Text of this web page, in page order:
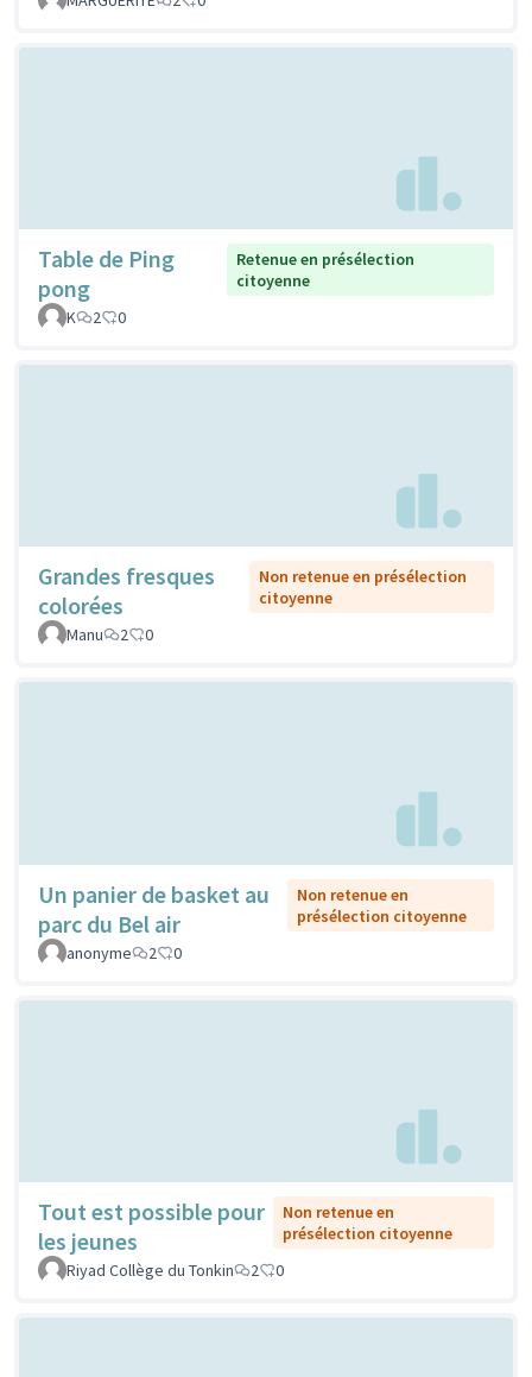
Table de Ping
pong
Retenue en présélection
citoyenne
K
2 0
Grandes fresques
colorées
Non retenue en présélection
citoyenne
Manu
2 0
Un panier de basket au
parc du Bel air
Non retenue en
présélection citoyenne
anonyme
2 0
Tout est possible pour
les jeunes
Non retenue en
présélection citoyenne
Riyad Collège du Tonkin
2 0